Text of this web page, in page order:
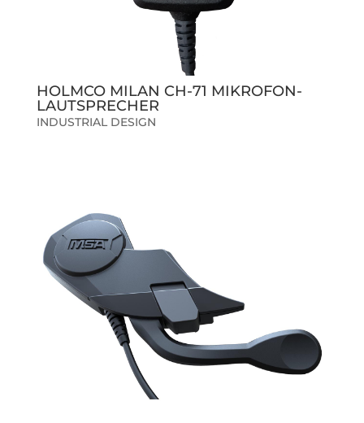
HOLMCO MILAN CH-71 MIKROFON-
LAUTSPRECHER
INDUSTRIAL DESIGN